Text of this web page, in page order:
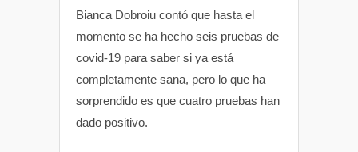
Bianca Dobroiu contó que hasta el
momento se ha hecho seis pruebas de
covid-19 para saber si ya está
completamente sana, pero lo que ha
sorprendido es que cuatro pruebas han
dado positivo.